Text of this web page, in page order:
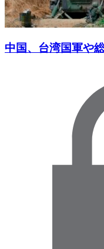
中国、台湾国軍や